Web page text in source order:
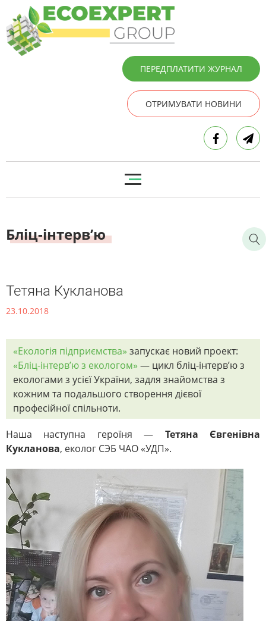
ПЕРЕДПЛАТИТИ ЖУРНАЛ
ОТРИМУВАТИ НОВИНИ
Бліц-інтерв’ю
Тетяна Кукланова
23.10.2018
«Екологія підприємства» запускає новий проект:
«Бліц-інтерв’ю з екологом» — цикл бліц-інтерв’ю з
екологами з усієї України, задля знайомства з
кожним та подальшого створення дієвої
професійної спільноти.
Наша наступна героїня — Тетяна Євгенівна
Кукланова, еколог СЭБ ЧАО «УДП».